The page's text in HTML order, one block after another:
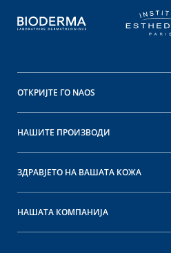
ОТКРИЈТЕ ГО NAOS
НАШИТЕ ПРОИЗВОДИ
ЗДРАВЈЕТО НА ВАШАТА КОЖА
НАШАТА КОМПАНИЈА